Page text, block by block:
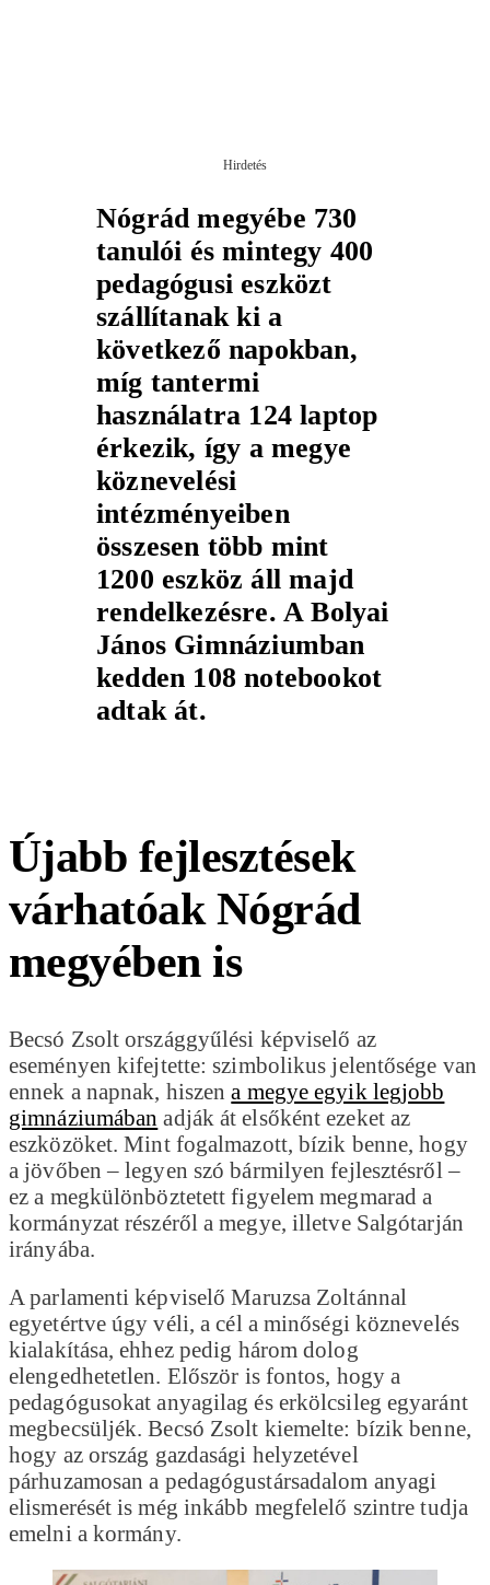
Hirdetés
Nógrád megyébe 730
tanulói és mintegy 400
pedagógusi eszközt
szállítanak ki a
következő napokban,
míg tantermi
használatra 124 laptop
érkezik, így a megye
köznevelési
intézményeiben
összesen több mint
1200 eszköz áll majd
rendelkezésre. A Bolyai
János Gimnáziumban
kedden 108 notebookot
adtak át.
Újabb fejlesztések
várhatóak Nógrád
megyében is
Becsó Zsolt országgyűlési képviselő az
eseményen kifejtette: szimbolikus jelentősége van
ennek a napnak, hiszena megye egyik legjobb
gimnáziumában adják át elsőként ezeket az
eszközöket. Mint fogalmazott, bízik benne, hogy
a jövőben – legyen szó bármilyen fejlesztésről –
ez a megkülönböztetett figyelem megmarad a
kormányzat részéről a megye, illetve Salgótarján
irányába.
A parlamenti képviselő Maruzsa Zoltánnal
egyetértve úgy véli, a cél a minőségi köznevelés
kialakítása, ehhez pedig három dolog
elengedhetetlen. Először is fontos, hogy a
pedagógusokat anyagilag és erkölcsileg egyaránt
megbecsüljék. Becsó Zsolt kiemelte: bízik benne,
hogy az ország gazdasági helyzetével
párhuzamosan a pedagógustársadalom anyagi
elismerését is még inkább megfelelő szintre tudja
emelni a kormány.